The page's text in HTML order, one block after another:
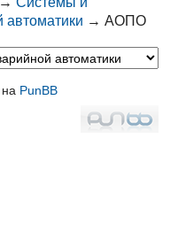
автоматики →АОПО
PunBB